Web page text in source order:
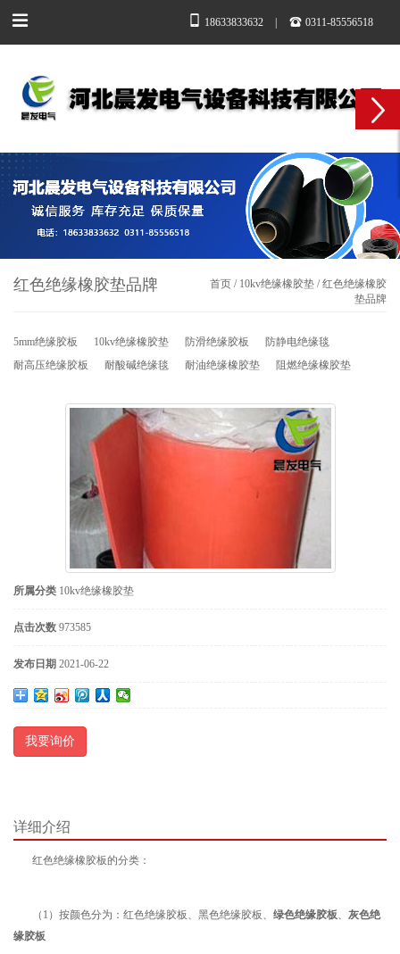
18633833632 0311-85556518
红色绝缘橡胶垫品牌 首页 / 10kv绝缘橡胶垫 /红色绝缘橡胶
垫品牌
5mm绝缘胶板 10kv绝缘橡胶垫 防滑绝缘胶板
防静电绝缘毯
耐高压绝缘胶板
耐酸碱绝缘毯 耐油绝缘橡胶垫 阻燃绝缘橡胶垫
所属分类 10kv绝缘橡胶垫
点击次数 973585
发布日期 2021-06-22
我要询价
详细介绍
红色绝缘橡胶板的分类：
（1）按颜色分为：红色绝缘胶板、黑色绝缘胶板、 绿色绝缘胶板、 灰色绝
缘胶板